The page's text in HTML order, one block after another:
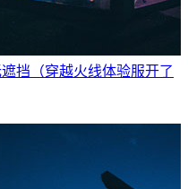
挡（穿越火线体验服开了